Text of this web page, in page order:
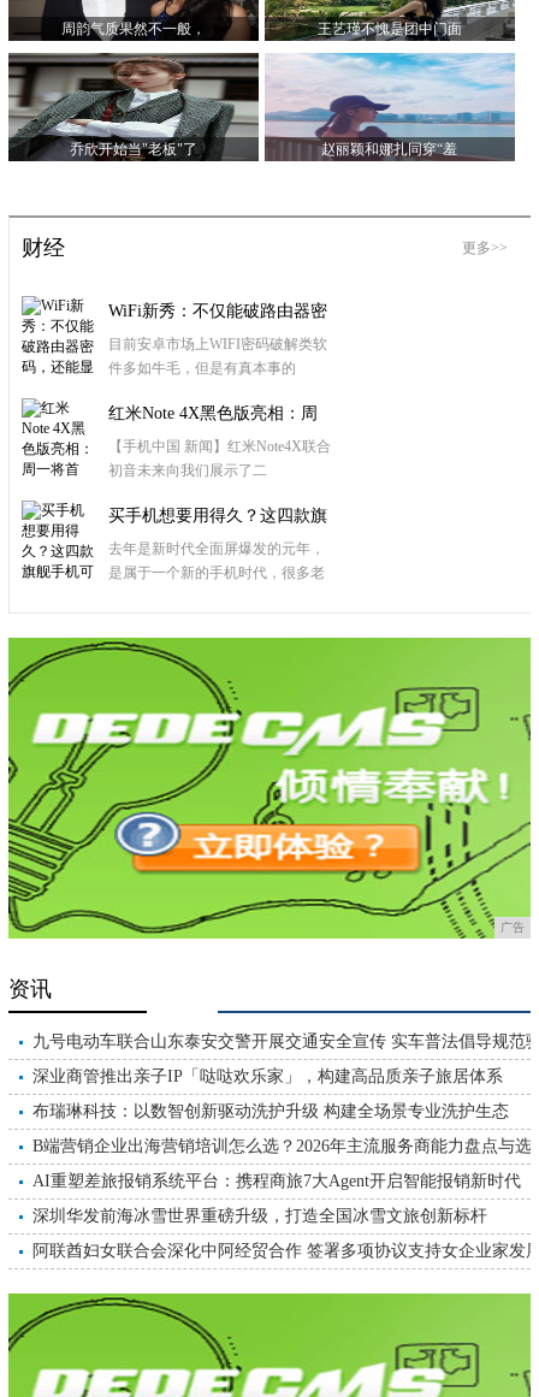
周韵气质果然不一般， 王艺瑾不愧是团中门面
乔欣开始当"老板"了 赵丽颖和娜扎同穿“羞
财经 更多>>
WiFi新秀：不仅能破路由器密
码，还能显
目前安卓市场上WIFI密码破解类软
件多如牛毛，但是有真本事的
红米Note 4X黑色版亮相：周
一将首发
【手机中国 新闻】红米Note4X联合
初音未来向我们展示了二
买手机想要用得久？这四款旗
舰手机可以考虑
去年是新时代全面屏爆发的元年，
是属于一个新的手机时代，很多老
广告
资讯
九号电动车联合山东泰安交警开展交通安全宣传 实车普法倡导规范
行
深业商管推出亲子IP「哒哒欢乐家」，构建高品质亲子旅居体系
布瑞琳科技：以数智创新驱动洗护升级 构建全场景专业洗护生态
B端营销企业出海营销培训怎么选？2026年主流服务商能力盘点与选
指南
AI重塑差旅报销系统平台：携程商旅7大Agent开启智能报销新时代
深圳华发前海冰雪世界重磅升级，打造全国冰雪文旅创新标杆
阿联酋妇女联合会深化中阿经贸合作 签署多项协议支持女企业家发